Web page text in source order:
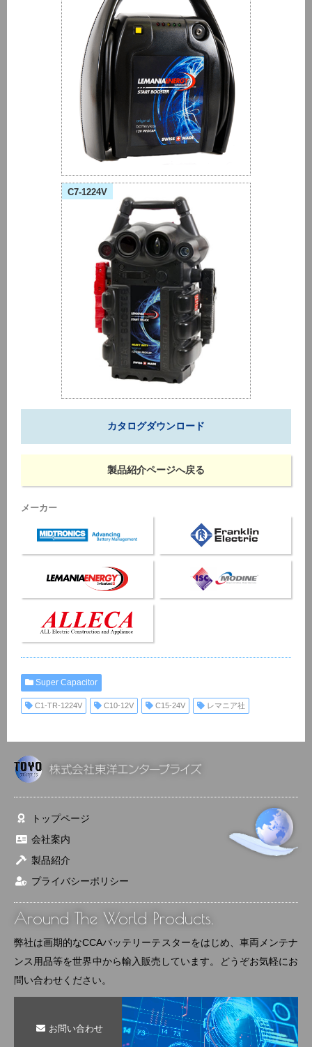
C7-1224V
カタログダウンロード
製品紹介ページへ戻る
メーカー
Super Capacitor
C1-TR-1224V C10-12V C15-24V レマニア社
トップページ
会社案内
製品紹介
プライバシーポリシー
Around The World Products.
弊社は画期的なCCAバッテリーテスターをはじめ、車両メンテナ
ンス用品等を世界中から輸入販売しています。どうぞお気軽にお
問い合わせください。
お問い合わせ